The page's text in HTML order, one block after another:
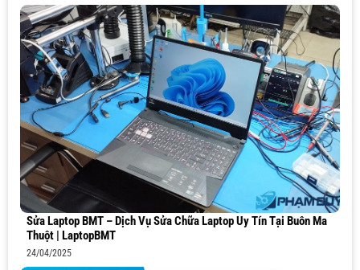
Sửa Laptop BMT – Dịch Vụ Sửa Chữa Laptop Uy Tín Tại Buôn Ma
Thuột | LaptopBMT
24/04/2025